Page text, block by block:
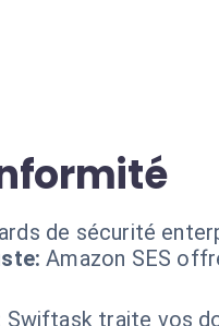
de sécurité
Amazon SES
Swiftask traite vos